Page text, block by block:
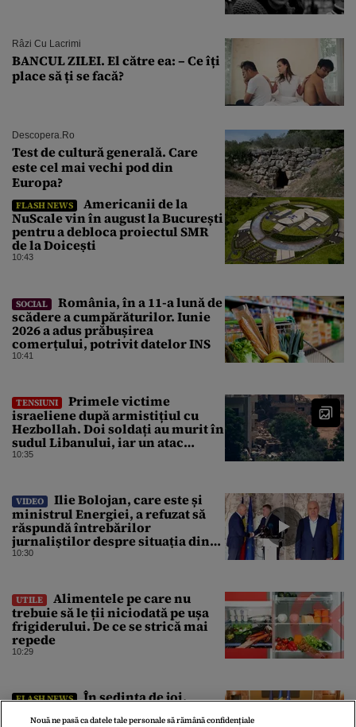
Râzi Cu Lacrimi
BANCUL ZILEI. El către ea: – Ce îți
place să ți se facă?
Descopera.ro
Test de cultură generală. Care
este cel mai vechi pod din
Europa?
FLASH NEWS
Americanii de la
NuScale vin în august la București
pentru a debloca proiectul SMR
de la Doicești
10:43
SOCIAL
România, în a 11-a lună de
scădere a cumpărăturilor. Iunie
2026 a adus prăbușirea
comerțului, potrivit datelor INS
10:41
TENSIUNI
Primele victime
israeliene după armistițiul cu
Hezbollah. Doi soldați au murit în
sudul Libanului, iar un atac
aerian israelian a ucis un civil
10:35
VIDEO
Ilie Bolojan, care este și
ministrul Energiei, a refuzat să
răspundă întrebărilor
jurnaliștilor despre situația din
energie. România traversează în
10:30
UTILE
Alimentele pe care nu
trebuie să le ții niciodată pe ușa
frigiderului. De ce se strică mai
repede
10:29
FLASH NEWS
În şedinţa de joi,
Nouă ne pasă ca datele tale personale să rămână confidențiale